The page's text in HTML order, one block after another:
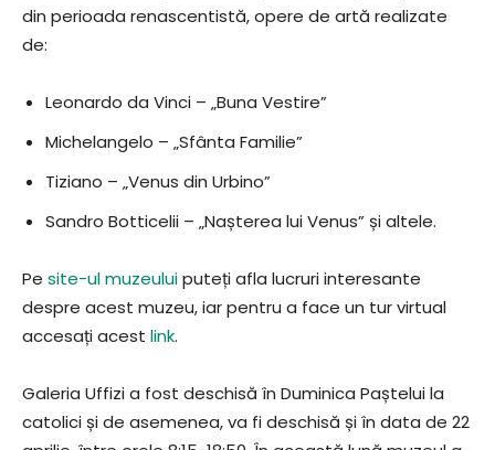
din perioada renascentistă, opere de artă realizate
de:
Leonardo da Vinci – „Buna Vestire”
Michelangelo – „Sfânta Familie”
Tiziano – „Venus din Urbino”
Sandro Botticelii – „Nașterea lui Venus” și altele.
Pe site-ul muzeuluiputeți afla lucruri interesante
despre acest muzeu, iar pentru a face un tur virtual
accesați acest link.
Galeria Uffizi a fost deschisă în Duminica Paștelui la
catolici și de asemenea, va fi deschisă și în data de 22